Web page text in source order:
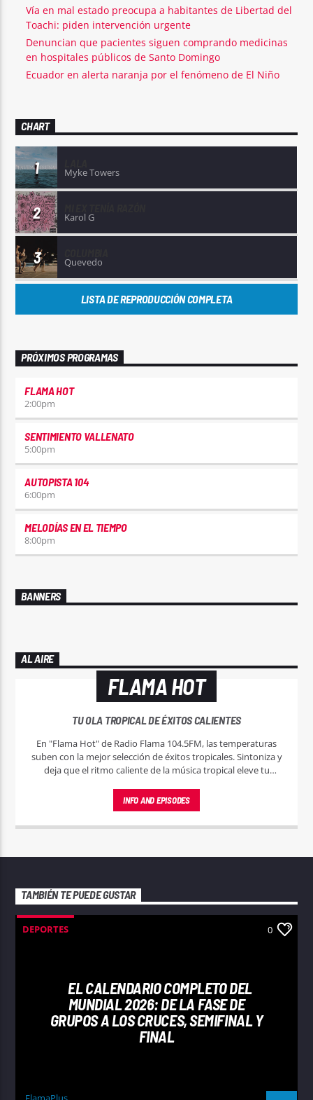
Vía en mal estado preocupa a habitantes de Libertad del
Toachi: piden intervención urgente
Denuncian que pacientes siguen comprando medicinas
en hospitales públicos de Santo Domingo
Ecuador en alerta naranja por el fenómeno de El Niño
CHART
1 Myke Towers
2 Karol G
3 Quevedo
LISTA DE REPRODUCCIÓN COMPLETA
PRÓXIMOS PROGRAMAS
FLAMA HOT
2:00pm
SENTIMIENTO VALLENATO
5:00pm
AUTOPISTA 104
6:00pm
MELODÍAS EN EL TIEMPO
8:00pm
BANNERS
AL AIRE
FLAMA HOT
TU OLA TROPICAL DE ÉXITOS CALIENTES
En "Flama Hot" de Radio Flama 104.5FM, las temperaturas
suben con la mejor selección de éxitos tropicales. Sintoniza y
deja que el ritmo caliente de la música tropical eleve tu
INFO AND EPISODES
TAMBIÉN TE PUEDE GUSTAR
DEPORTES 0
EL CALENDARIO COMPLETO DEL
MUNDIAL 2026: DE LA FASE DE
GRUPOS A LOS CRUCES, SEMIFINAL Y
FINAL